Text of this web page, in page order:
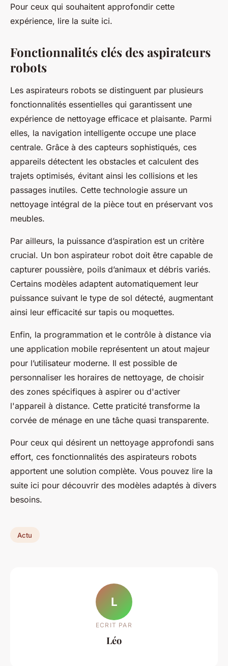
Pour ceux qui souhaitent approfondir cette
expérience, lire la suite ici.
Fonctionnalités clés des aspirateurs
robots
Les aspirateurs robots se distinguent par plusieurs
fonctionnalités essentielles qui garantissent une
expérience de nettoyage efficace et plaisante. Parmi
elles, la navigation intelligente occupe une place
centrale. Grâce à des capteurs sophistiqués, ces
appareils détectent les obstacles et calculent des
trajets optimisés, évitant ainsi les collisions et les
passages inutiles. Cette technologie assure un
nettoyage intégral de la pièce tout en préservant vos
meubles.
Par ailleurs, la puissance d’aspiration est un critère
crucial. Un bon aspirateur robot doit être capable de
capturer poussière, poils d’animaux et débris variés.
Certains modèles adaptent automatiquement leur
puissance suivant le type de sol détecté, augmentant
ainsi leur efficacité sur tapis ou moquettes.
Enfin, la programmation et le contrôle à distance via
une application mobile représentent un atout majeur
pour l’utilisateur moderne. Il est possible de
personnaliser les horaires de nettoyage, de choisir
des zones spécifiques à aspirer ou d'activer
l'appareil à distance. Cette praticité transforme la
corvée de ménage en une tâche quasi transparente.
Pour ceux qui désirent un nettoyage approfondi sans
effort, ces fonctionnalités des aspirateurs robots
apportent une solution complète. Vous pouvez lire la
suite ici pour découvrir des modèles adaptés à divers
besoins.
Actu
L
ECRIT PAR
Léo